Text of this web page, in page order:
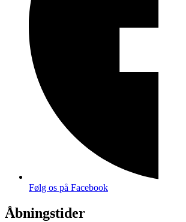
Følg os på Facebook
Åbningstider